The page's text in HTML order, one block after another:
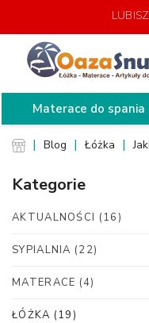
Materace do spania
Blog Łóżka
Kategorie
AKTUALNOŚCI (16)
SYPIALNIA (22)
MATERACE (4)
ŁÓŻKA (19)